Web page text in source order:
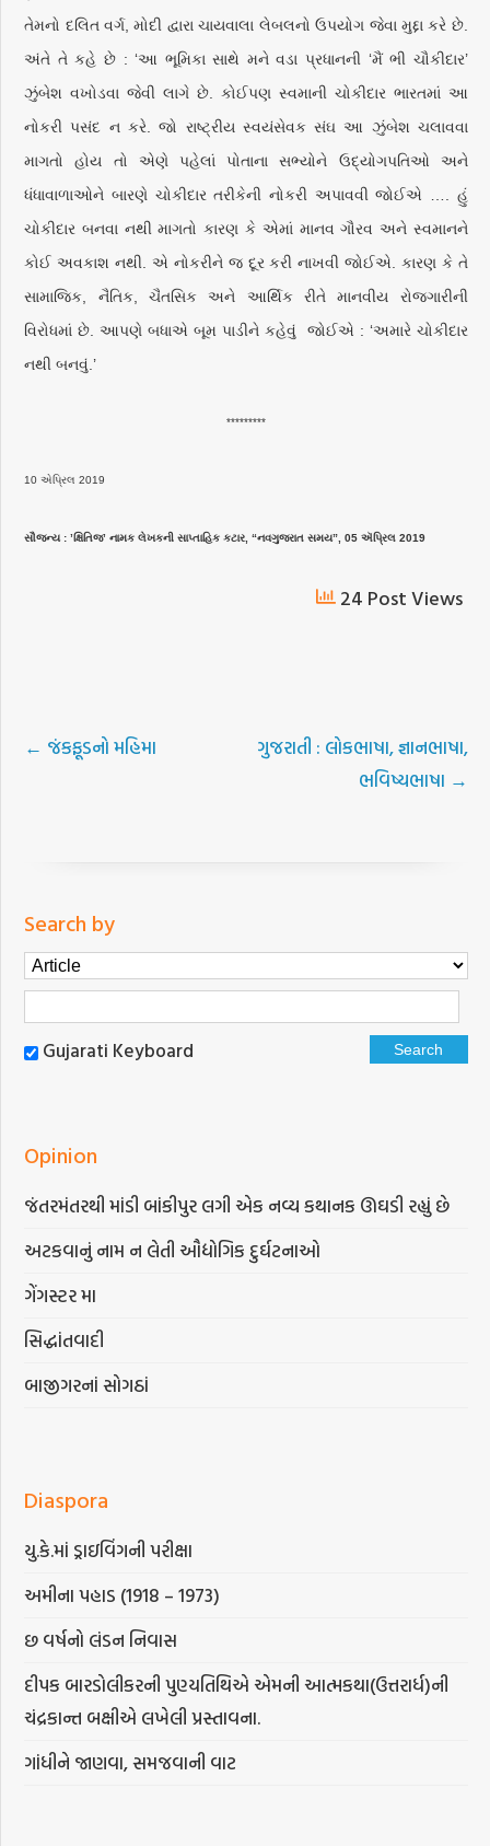
તેમનો દલિત વર્ગ, મોદી દ્વારા ચાયવાલા લેબલનો ઉપયોગ જેવા મુદ્દા કરે છે.
અંતે તે કહે છે : ‘આ ભૂમિકા સાથે મને વડા પ્રધાનની ‘મૈં ભી ચૌકીદાર’
ઝુંબેશ વખોડવા જેવી લાગે છે. કોઈપણ સ્વમાની ચોકીદાર ભારતમાં આ
નોકરી પસંદ ન કરે. જો રાષ્ટ્રીય સ્વયંસેવક સંઘ આ ઝુંબેશ ચલાવવા
માગતો હોય તો એણે પહેલાં પોતાના સભ્યોને ઉદ્યોગપતિઓ અને
ધંધાવાળાઓને બારણે ચોકીદાર તરીકેની નોકરી અપાવવી જોઈએ …. હું
ચોકીદાર બનવા નથી માગતો કારણ કે એમાં માનવ ગૌરવ અને સ્વમાનને
કોઈ અવકાશ નથી. એ નોકરીને જ દૂર કરી નાખવી જોઈએ. કારણ કે તે
સામાજિક, નૈતિક, ચૈતસિક અને આર્થિક રીતે માનવીય રોજગારીની
વિરોધમાં છે. આપણે બધાએ બૂમ પાડીને કહેવું જોઈએ : ‘અમારે ચોકીદાર
નથી બનવું.’
*********
10 એપ્રિલ 2019
સૌજન્ય : ’ક્ષિતિજ’ નામક લેખકની સાપ્તાહિક કટાર, “નવગુજરાત સમય”, 05 ઍપ્રિલ 2019
24 Post Views
← જંકફૂડનો મહિમા
ગુજરાતી : લોકભાષા, જ્ઞાનભાષા,
ભવિષ્યભાષા →
Search by
Gujarati Keyboard
Opinion
જંતરમંતરથી માંડી બાંકીપુર લગી એક નવ્ય કથાનક ઊઘડી રહ્યું છે
અટકવાનું નામ ન લેતી ઔદ્યોગિક દુર્ઘટનાઓ
ગેંગસ્ટર મા
સિદ્ધાંતવાદી
બાજીગરનાં સોગઠાં
Diaspora
યુ.કે.માં ડ્રાઇવિંગની પરીક્ષા
અમીના પહાડ (1918 – 1973)
છ વર્ષનો લંડન નિવાસ
દીપક બારડોલીકરની પુણ્યતિથિએ એમની આત્મકથા(ઉત્તરાર્ધ)ની
ચંદ્રકાન્ત બક્ષીએ લખેલી પ્રસ્તાવના.
ગાંધીને જાણવા, સમજવાની વાટ